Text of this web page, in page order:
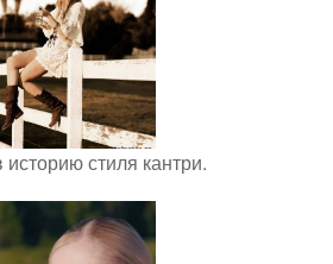
историю стиля кантри.